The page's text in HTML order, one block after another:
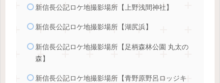
新信長公記ロケ地撮影場所【上野浅間神社】
新信長公記ロケ地撮影場所【湖尻浜】
新信長公記ロケ地撮影場所【足柄森林公園 丸太の
森】
新信長公記ロケ地撮影場所【青野原野呂ロッジキ